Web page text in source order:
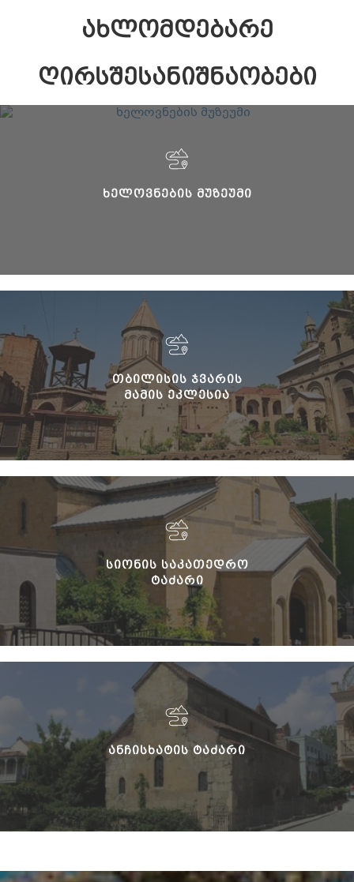
ᲐᲮᲚᲝᲛᲓᲔᲑᲐᲠᲔ
ᲦᲘᲠᲡᲨᲔᲡᲐᲜᲘᲨᲜᲐᲝᲑᲔᲑᲘ
ᲮᲔᲚᲝᲕᲜᲔᲑᲘᲡ ᲛᲣᲖᲔᲣᲛᲘ
ᲗᲑᲘᲚᲘᲡᲘᲡ ᲯᲕᲐᲠᲘᲡ
ᲛᲐᲛᲘᲡ ᲔᲙᲚᲔᲡᲘᲐ
ᲡᲘᲝᲜᲘᲡ ᲡᲐᲙᲐᲗᲔᲓᲠᲝ
ᲢᲐᲫᲐᲠᲘ
ᲐᲜᲩᲘᲡᲮᲐᲢᲘᲡ ᲢᲐᲫᲐᲠᲘ